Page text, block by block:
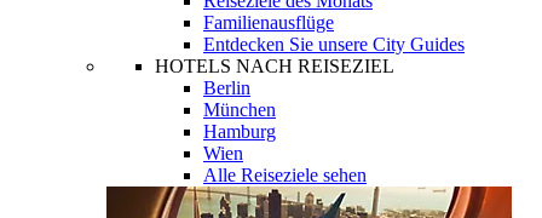
Familienausflüge
Entdecken Sie unsere City Guides
HOTELS NACH REISEZIEL
Berlin
München
Hamburg
Wien
Alle Reiseziele sehen